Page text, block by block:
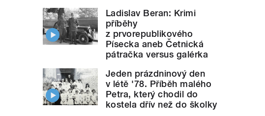
Ladislav Beran: Krimi
příběhy
z prvorepublikového
Písecka aneb Četnická
pátračka versus galérka
Jeden prázdninový den
v létě '78. Příběh malého
Petra, který chodil do
kostela dřív než do školky